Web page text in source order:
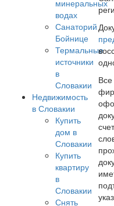
минеральных
водах
Санаторий
Бойнице
Термальные
источники
в
Словакии
Недвижимость
в Словакии
Купить
дом в
Словакии
Купить
квартиру
в
Словакии
Снять